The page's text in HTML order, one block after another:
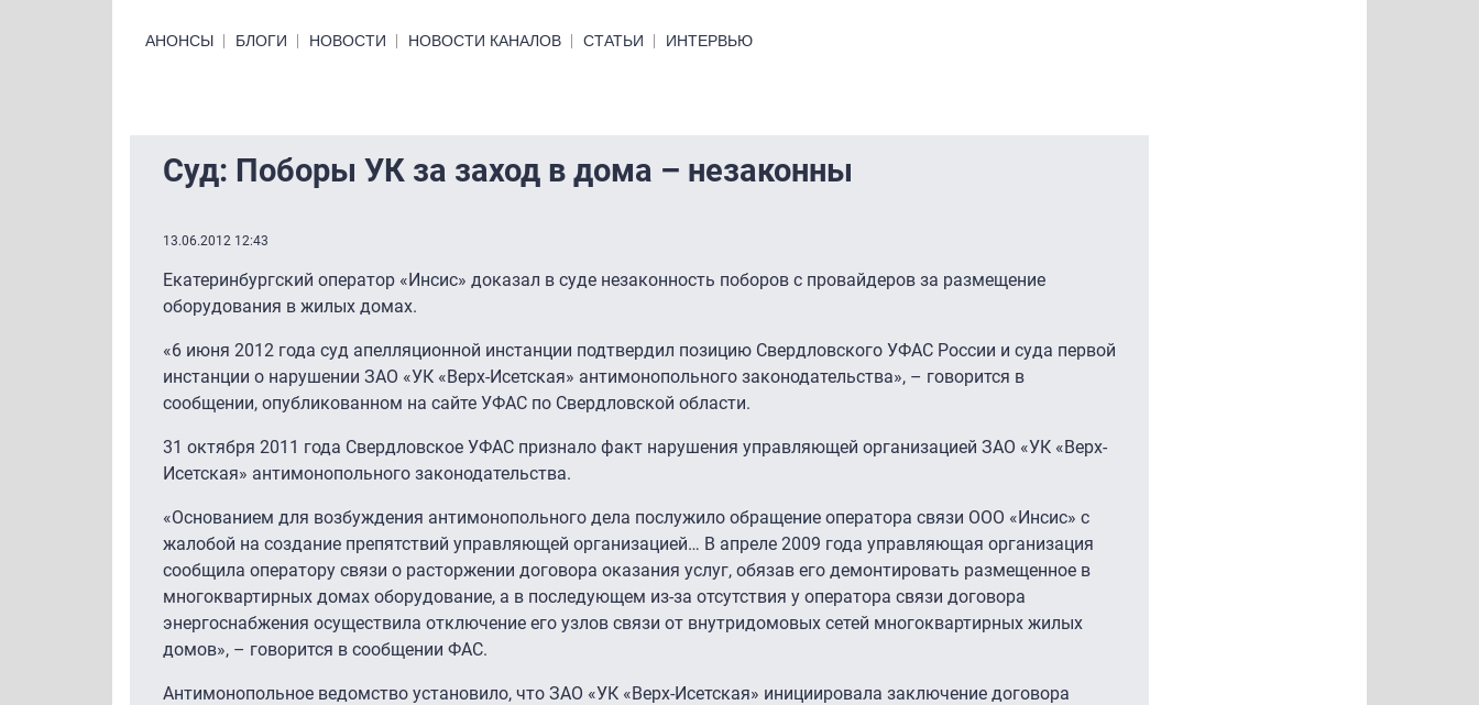
Primary links bottom
АНОНСЫ БЛОГИ НОВОСТИ НОВОСТИ КАНАЛОВ СТАТЬИ ИНТЕРВЬЮ
Суд: Поборы УК за заход в дома – незаконны
13.06.2012 12:43
Екатеринбургский оператор «Инсис» доказал в суде незаконность поборов с провайдеров за размещение
оборудования в жилых домах.
«6 июня 2012 года суд апелляционной инстанции подтвердил позицию Свердловского УФАС России и суда первой
инстанции о нарушении ЗАО «УК «Верх-Исетская» антимонопольного законодательства», – говорится в
сообщении, опубликованном на сайте УФАС по Свердловской области.
31 октября 2011 года Свердловское УФАС признало факт нарушения управляющей организацией ЗАО «УК «Верх-
Исетская» антимонопольного законодательства.
«Основанием для возбуждения антимонопольного дела послужило обращение оператора связи ООО «Инсис» с
жалобой на создание препятствий управляющей организацией… В апреле 2009 года управляющая организация
сообщила оператору связи о расторжении договора оказания услуг, обязав его демонтировать размещенное в
многоквартирных домах оборудование, а в последующем из-за отсутствия у оператора связи договора
энергоснабжения осуществила отключение его узлов связи от внутридомовых сетей многоквартирных жилых
домов», – говорится в сообщении ФАС.
Антимонопольное ведомство установило, что ЗАО «УК «Верх-Исетская» инициировала заключение договора